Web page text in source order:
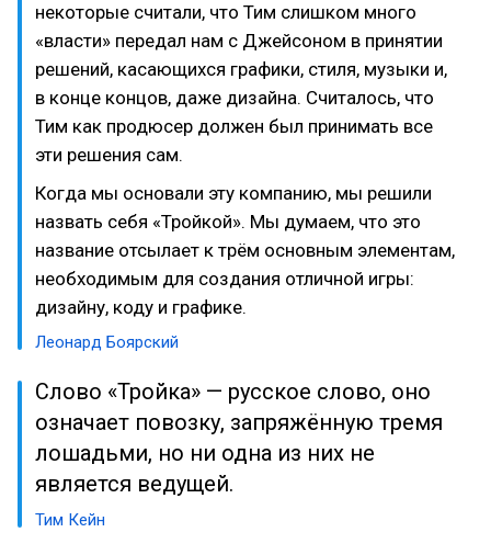
некоторые считали, что Тим слишком много
«власти» передал нам с Джейсоном в принятии
решений, касающихся графики, стиля, музыки и,
в конце концов, даже дизайна. Считалось, что
Тим как продюсер должен был принимать все
эти решения сам.
Когда мы основали эту компанию, мы решили
назвать себя «Тройкой». Мы думаем, что это
название отсылает к трём основным элементам,
необходимым для создания отличной игры:
дизайну, коду и графике.
Леонард Боярский
Слово «Тройка» — русское слово, оно
означает повозку, запряжённую тремя
лошадьми, но ни одна из них не
является ведущей.
Тим Кейн